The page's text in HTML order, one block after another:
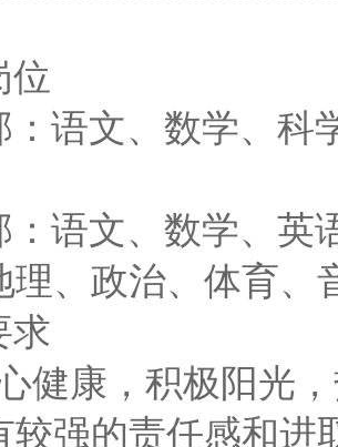
位
：语文、数学、科
：语文、数学、英
理、政治、体育、
求
健康，积极阳光
较强的责任感和进